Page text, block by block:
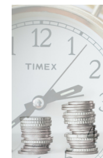
投
資-
數